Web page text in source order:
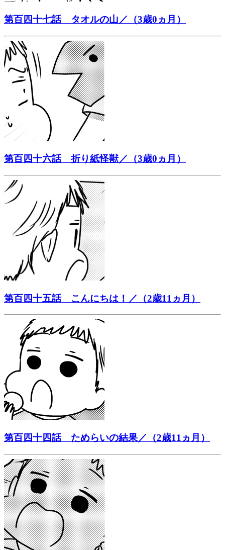
第百四十七話 タオルの山／（3歳0ヵ月）
第百四十六話 折り紙怪獣／（3歳0ヵ月）
第百四十五話 こんにちは！／（2歳11ヵ月）
第百四十四話 ためらいの結果／（2歳11ヵ月）